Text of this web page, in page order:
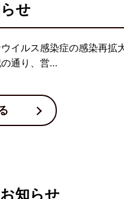
せ
イルス感染症の感染再拡
通り、営…
知らせ